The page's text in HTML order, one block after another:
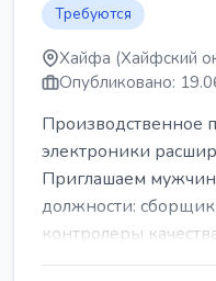
Требуются
Хайфа (Хайфский
Опубликовано:
Производственное
электроники
Приглашаем
должности:
контролеры